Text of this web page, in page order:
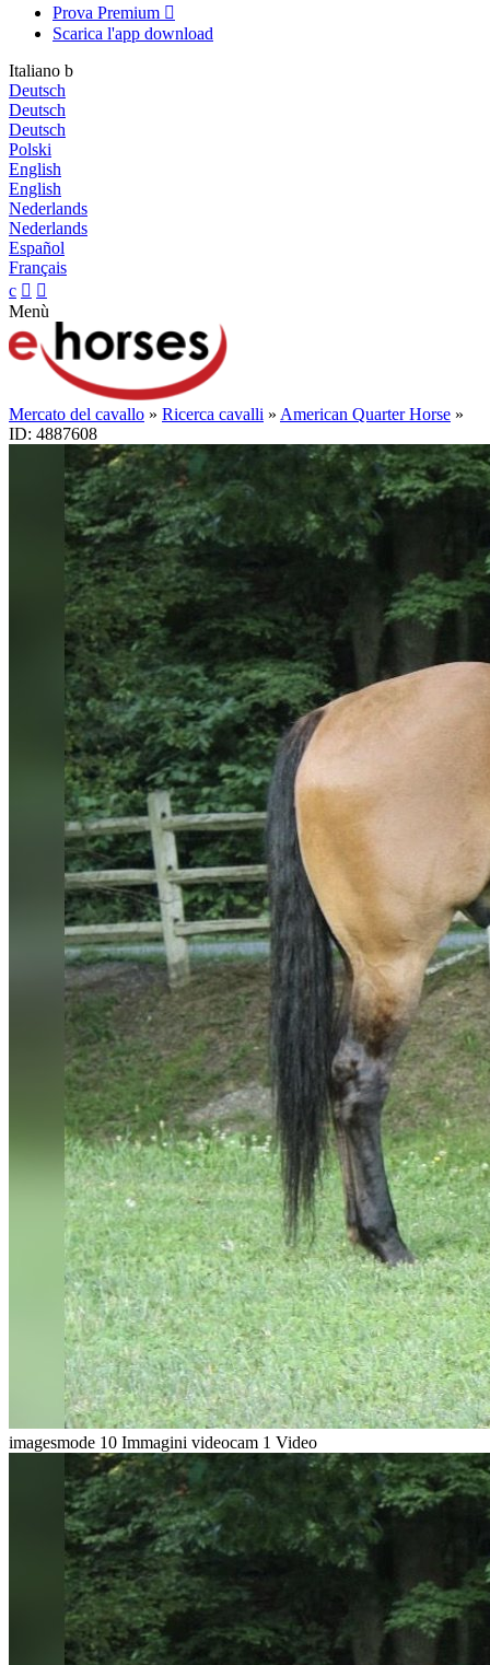
Prova Premium 
Scarica l'app download
Italiano b
Deutsch
Deutsch
Deutsch
Polski
English
English
Nederlands
Nederlands
Español
Français
c  
Menù
Mercato del cavallo » Ricerca cavalli » American Quarter Horse »
ID: 4887608
imagesmode 10 Immagini videocam 1 Video